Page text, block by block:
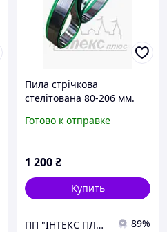
Пила стрічкова
стелітована 80-206 мм.
Готово к отправке
1 200₴
Купить
ПП "ІНТЕКС ПЛЮС" 89%